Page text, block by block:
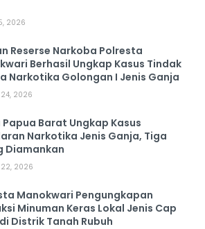
2026
Reserse Narkoba Polresta
Berhasil Ungkap Kasus Tindak
Narkotika Golongan I Jenis Ganja
24, 2026
Papua Barat Ungkap Kasus
Narkotika Jenis Ganja, Tiga
Diamankan
22, 2026
Manokwari Pengungkapan
Minuman Keras Lokal Jenis Cap
Distrik Tanah Rubuh